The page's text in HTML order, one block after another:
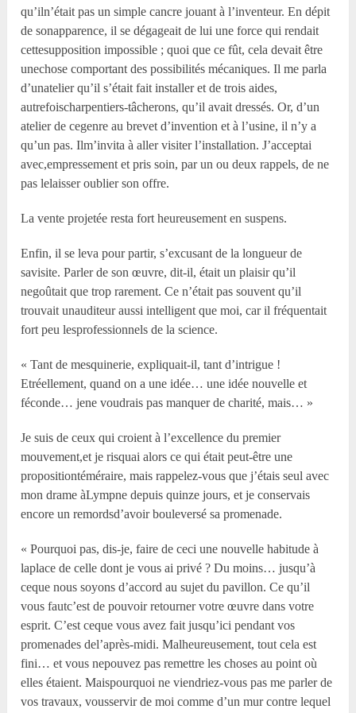
qu’iln’était pas un simple cancre jouant à l’inventeur. En dépit
de sonapparence, il se dégageait de lui une force qui rendait
cettesupposition impossible ; quoi que ce fût, cela devait être
unechose comportant des possibilités mécaniques. Il me parla
d’unatelier qu’il s’était fait installer et de trois aides,
autrefoischarpentiers-tâcherons, qu’il avait dressés. Or, d’un
atelier de cegenre au brevet d’invention et à l’usine, il n’y a
qu’un pas. Ilm’invita à aller visiter l’installation. J’acceptai
avec,empressement et pris soin, par un ou deux rappels, de ne
pas lelaisser oublier son offre.
La vente projetée resta fort heureusement en suspens.
Enfin, il se leva pour partir, s’excusant de la longueur de
savisite. Parler de son œuvre, dit-il, était un plaisir qu’il
negoûtait que trop rarement. Ce n’était pas souvent qu’il
trouvait unauditeur aussi intelligent que moi, car il fréquentait
fort peu lesprofessionnels de la science.
« Tant de mesquinerie, expliquait-il, tant d’intrigue !
Etréellement, quand on a une idée… une idée nouvelle et
féconde… jene voudrais pas manquer de charité, mais… »
Je suis de ceux qui croient à l’excellence du premier
mouvement,et je risquai alors ce qui était peut-être une
propositiontéméraire, mais rappelez-vous que j’étais seul avec
mon drame àLympne depuis quinze jours, et je conservais
encore un remordsd’avoir bouleversé sa promenade.
« Pourquoi pas, dis-je, faire de ceci une nouvelle habitude à
laplace de celle dont je vous ai privé ? Du moins… jusqu’à
ceque nous soyons d’accord au sujet du pavillon. Ce qu’il
vous fautc’est de pouvoir retourner votre œuvre dans votre
esprit. C’est ceque vous avez fait jusqu’ici pendant vos
promenades del’après-midi. Malheureusement, tout cela est
fini… et vous nepouvez pas remettre les choses au point où
elles étaient. Maispourquoi ne viendriez-vous pas me parler de
vos travaux, vousservir de moi comme d’un mur contre lequel